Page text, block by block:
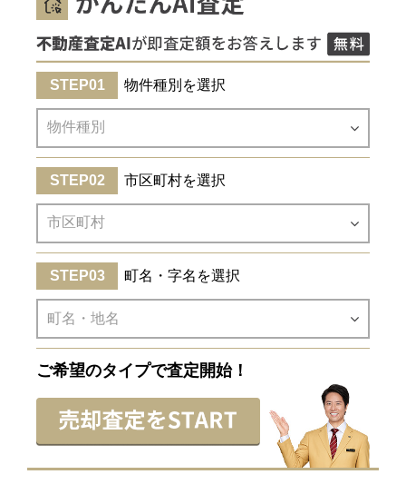
物件種別を選択
市区町村を選択
町名・字名を選択
ご希望のタイプで査定開始！